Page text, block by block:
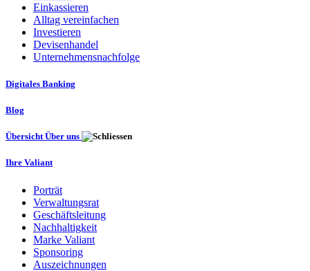
Einkassieren
Alltag vereinfachen
Investieren
Devisenhandel
Unternehmensnachfolge
Digitales Banking
Blog
Übersicht Über uns
Ihre Valiant
Porträt
Verwaltungsrat
Geschäftsleitung
Nachhaltigkeit
Marke Valiant
Sponsoring
Auszeichnungen